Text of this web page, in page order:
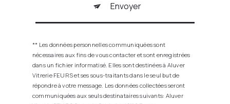
Envoyer
** Les données personnelles communiquées sont
nécessaires aux fins de vous contacter et sont enregistrées
dans un fichier informatisé. Elles sont destinées à Aluver
Vitrerie FEURS et ses sous-traitants dans le seul but de
répondre à votre message. Les données collectées seront
communiquées aux seuls destinataires suivants: Aluver